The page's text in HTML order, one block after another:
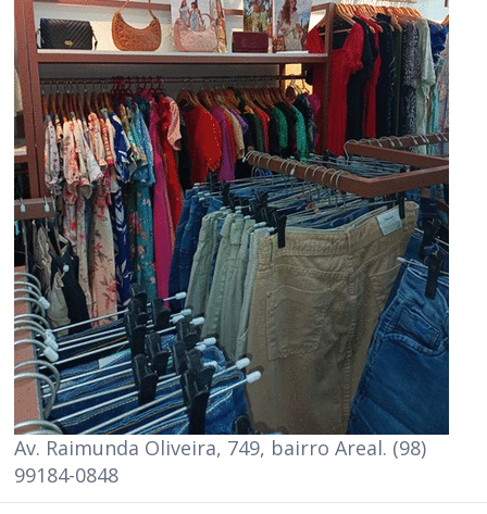
Av. Raimunda Oliveira, 749, bairro Areal. (98)
99184-0848